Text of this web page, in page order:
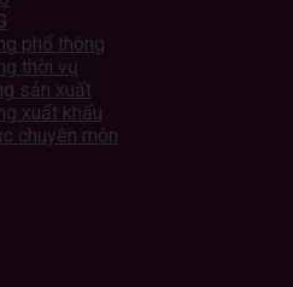
phổ thông
thời vụ
sản xuất
xuất khẩu
chuyên môn